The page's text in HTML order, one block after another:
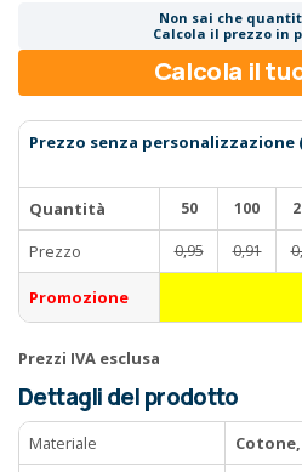
Non sai che
Calcola il prezzo in
Calcola il
Prezzo senza
Quantità
50 100
Prezzo 0,95 0,91
Promozione
Prezzi IVA esclusa
Dettagli del prodotto
Materiale
Cotone,